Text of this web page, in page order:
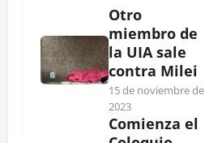
Otro
miembro de
la UIA sale
contra Milei
15 de noviembre de
2023
Comienza el